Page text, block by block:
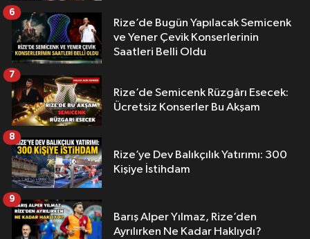
Rize’de Bugün Yapılacak Semicenk
ve Yener Çevik Konserlerinin
Saatleri Belli Oldu
6
Rize’de Semicenk Rüzgârı Esecek:
Ücretsiz Konserler Bu Akşam
7
Rize’ye Dev Balıkçılık Yatırımı: 300
Kişiye İstihdam
8
Barış Alper Yılmaz, Rize’den
Ayrılırken Ne Kadar Haklıydı?
9